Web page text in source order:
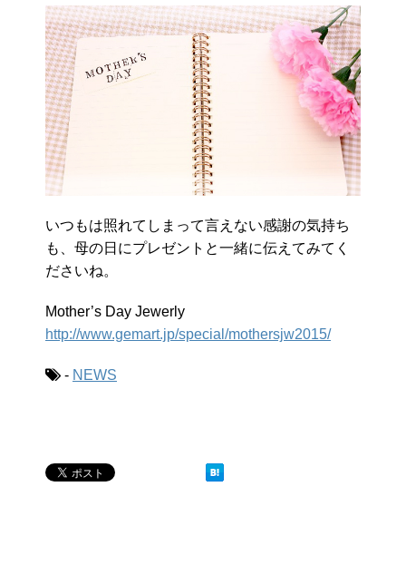
いつもは照れてしまって言えない感謝の気持ち
も、母の日にプレゼントと一緒に伝えてみてく
ださいね。
Mother’s Day Jewerly
http://www.gemart.jp/special/mothersjw2015/
- NEWS